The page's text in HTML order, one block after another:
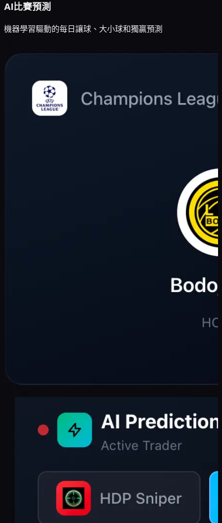
AI比賽預測
機器學習驅動的每日讓球、大小球和獨贏預測